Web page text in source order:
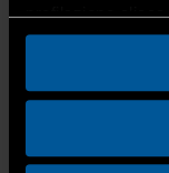
profilazione clicca
Per questa
di concentrazione
fragranze
tutti i prodotti